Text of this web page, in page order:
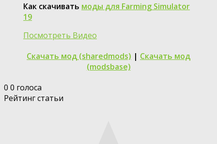
Как скачивать моды для Farming Simulator
19
Посмотреть Видео
Скачать мод (sharedmods) | Скачать мод
(modsbase)
0 0 голоса
Рейтинг статьи